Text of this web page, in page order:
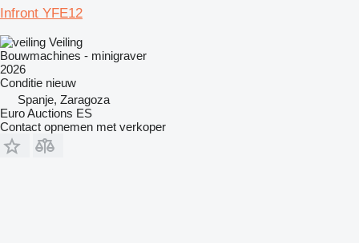
Infront YFE12
Veiling
Bouwmachines - minigraver
2026
Conditie nieuw
Spanje, Zaragoza
Euro Auctions ES
Contact opnemen met verkoper